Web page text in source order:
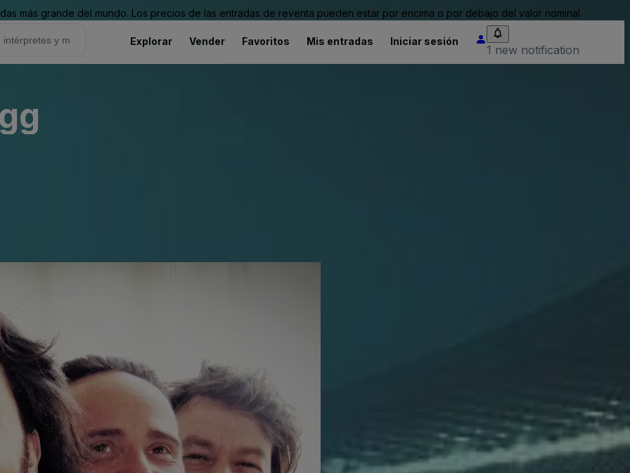
más grande del mundo. Los precios de las entradas de reventa pueden estar por encima o por debajo del valor nominal.
Explorar Vender Favoritos Mis entradas Iniciar sesión
1 new notification